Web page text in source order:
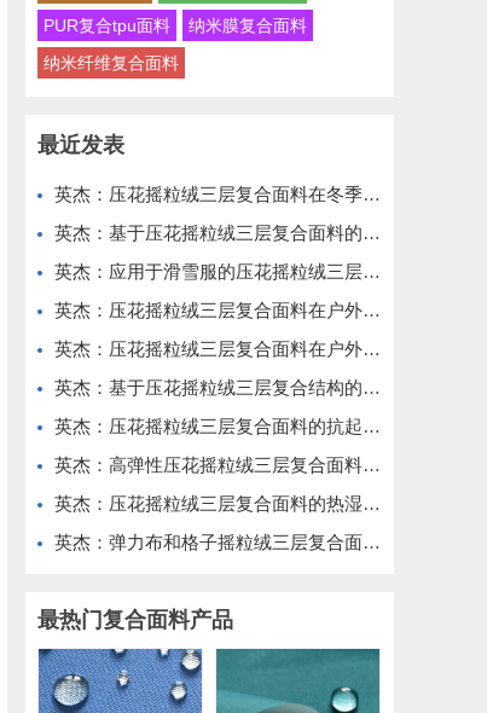
PUR复合tpu面料
纳米膜复合面料
纳米纤维复合面料
最近发表
英杰：压花摇粒绒三层复合面料在冬季户外服装中的保暖性能优化研究
英杰：基于压花摇粒绒三层复合面料的高透气防风运动服饰开发
英杰：应用于滑雪服的压花摇粒绒三层复合面料抗撕裂与耐磨性提升技术
英杰：压花摇粒绒三层复合面料在户外风衣和夹克中的应用与性能
英杰：压花摇粒绒三层复合面料在户外运动服饰中的保暖与透气性能研究
英杰：基于压花摇粒绒三层复合结构的功能性家居纺织品开发与应用
英杰：压花摇粒绒三层复合面料的抗起球性与耐磨性优化技术分析
英杰：高弹性压花摇粒绒三层复合面料在冬季童装设计中的应用实践
英杰：压花摇粒绒三层复合面料的热湿舒适性与层间结合强度协同提升工艺
英杰：弹力布和格子摇粒绒三层复合面料在修身户外夹克中的弹性与保暖协同设计
最热门复合面料产品